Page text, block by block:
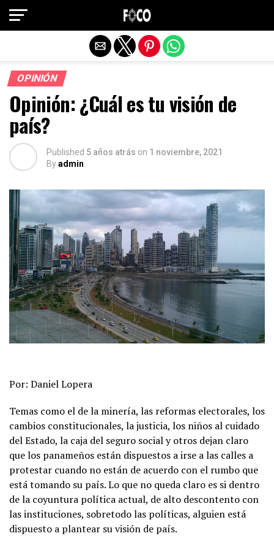
OPINIÓN
Opinión: ¿Cuál es tu visión de
país?
Published 5 años atrás on 1 noviembre, 2021
Byadmin
Por: Daniel Lopera
Temas como el de la minería, las reformas electorales, los
cambios constitucionales, la justicia, los niños al cuidado
del Estado, la caja del seguro social y otros dejan claro
que los panameños están dispuestos a irse a las calles a
protestar cuando no están de acuerdo con el rumbo que
está tomando su país. Lo que no queda claro es si dentro
de la coyuntura política actual, de alto descontento con
las instituciones, sobretodo las políticas, alguien está
dispuesto a plantear su visión de país.
Salir de la versión móvil